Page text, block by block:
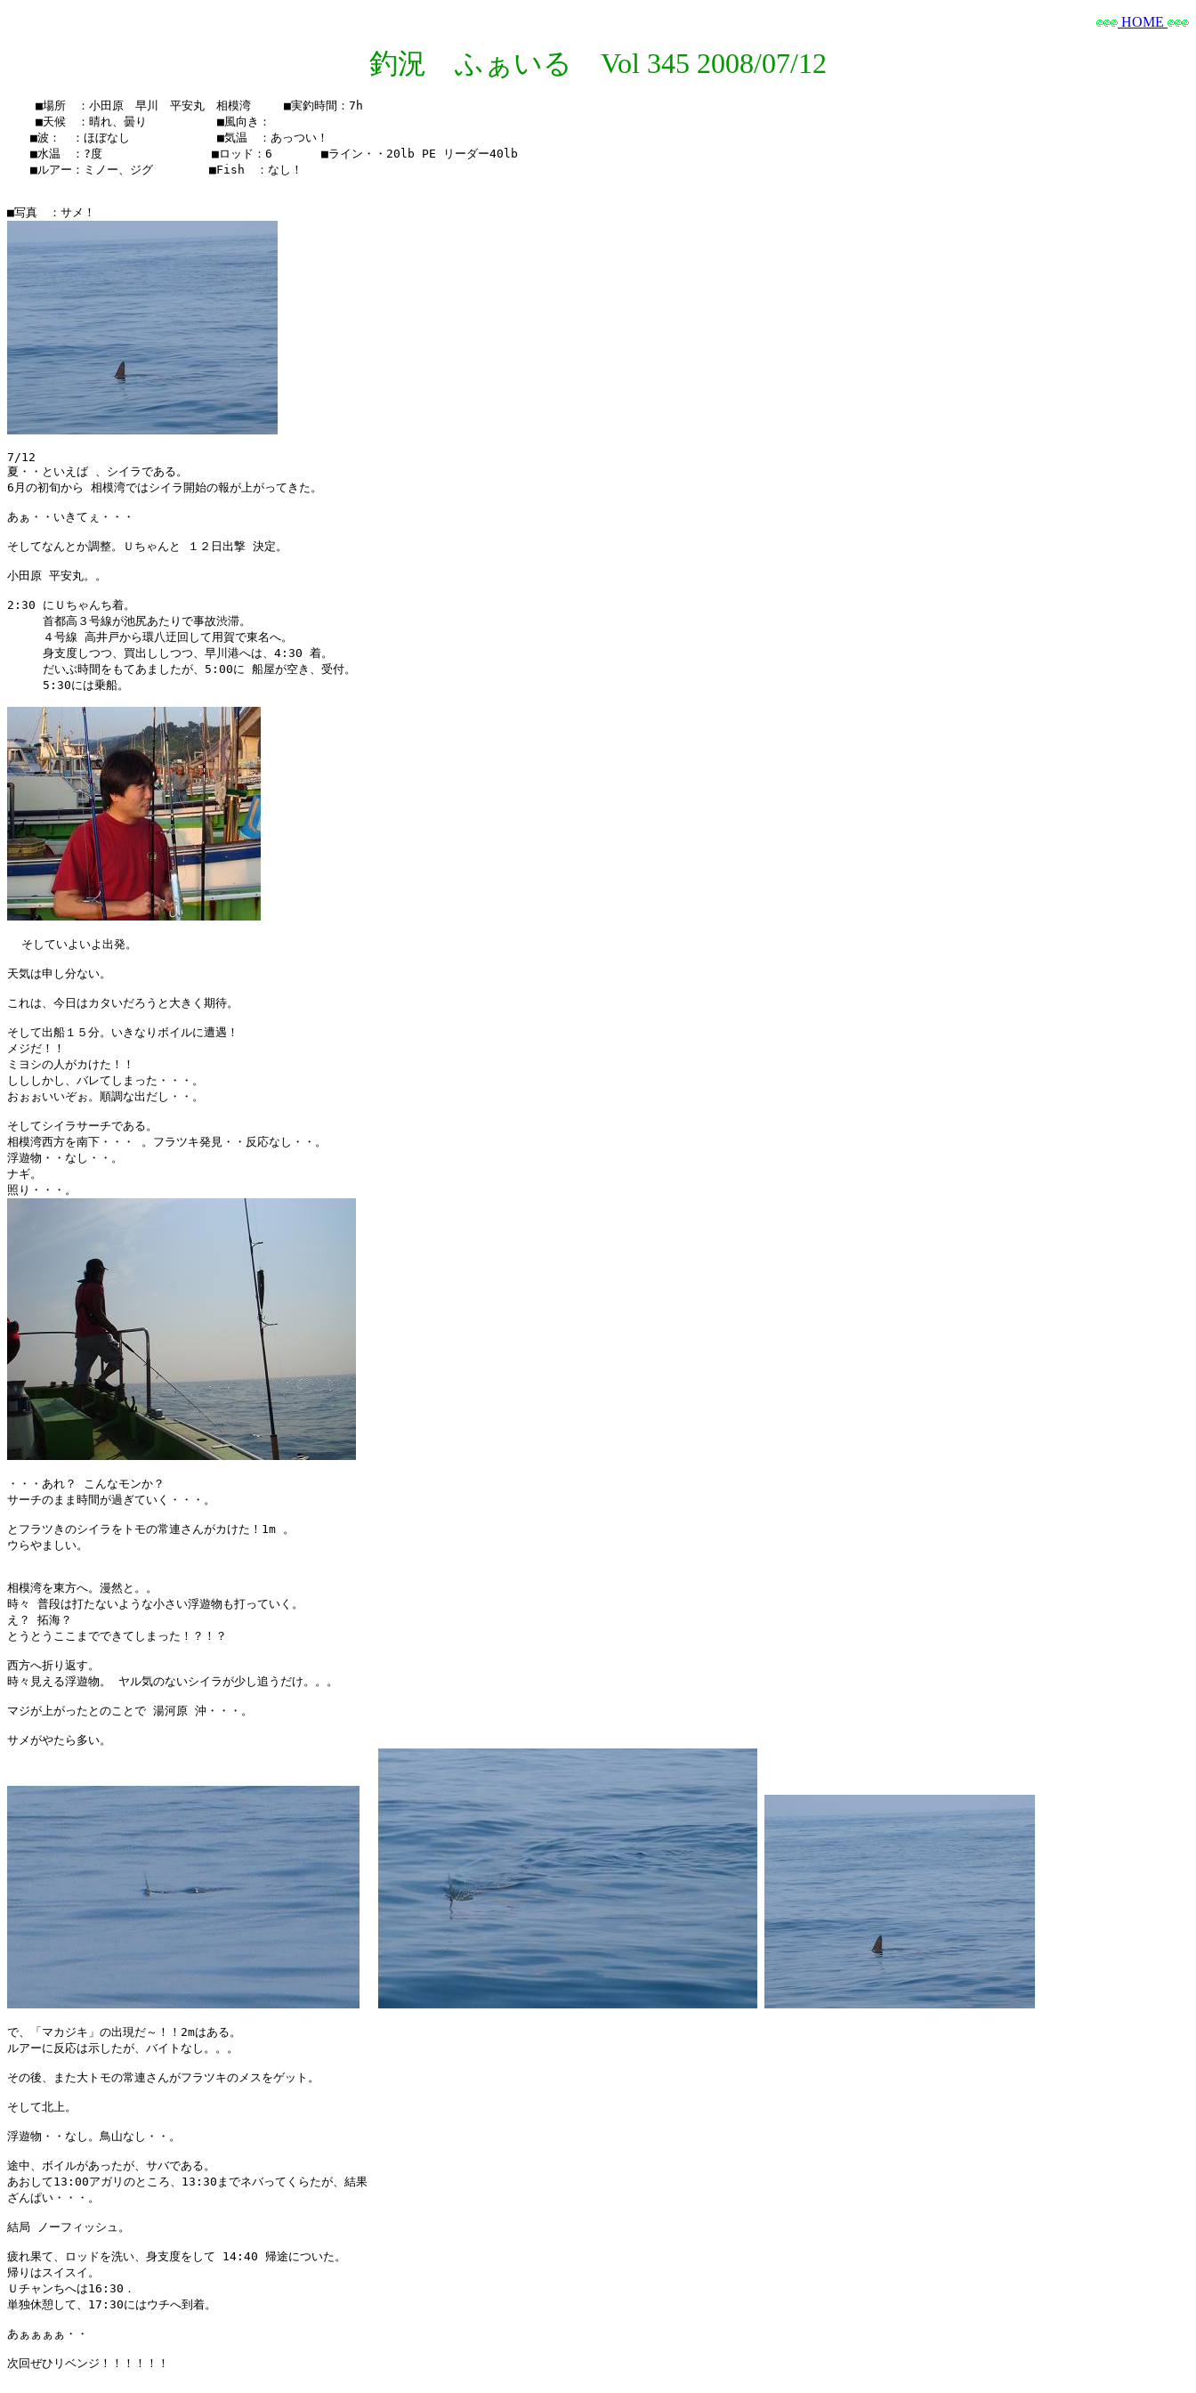
HOME
釣況 ふぁいる Vol 345 2008/07/12
    ■場所　：小田原　早川　平安丸　相模湾　   ■実釣時間：7h
    ■天候　：晴れ、曇り 　    　　■風向き：
■波：　：ほぼなし       　  　■気温　：あっつい！
■水温　：?度　　　　　  　  　■ロッド：6　　  　■ライン・・20lb PE リーダー40lb
■ルアー：ミノー、ジグ　　　   ■Fish　：なし！
7/12
夏・・といえば 、シイラである。
6月の初旬から 相模湾ではシイラ開始の報が上がってきた。
あぁ・・いきてぇ・・・
そしてなんとか調整。Ｕちゃんと １２日出撃 決定。
小田原 平安丸。。
2:30 にＵちゃんち着。
     首都高３号線が池尻あたりで事故渋滞。
     ４号線 高井戸から環八迂回して用賀で東名へ。
     身支度しつつ、買出ししつつ、早川港へは、4:30 着。
     だいぶ時間をもてあましたが、5:00に 船屋が空き、受付。
     5:30には乗船。
  そしていよいよ出発。
天気は申し分ない。
これは、今日はカタいだろうと大きく期待。
そして出船１５分。いきなりボイルに遭遇！
メジだ！！
ミヨシの人がカけた！！
しししかし、バレてしまった・・・。
おぉぉいいぞぉ。順調な出だし・・。
そしてシイラサーチである。
相模湾西方を南下・・・ 。フラツキ発見・・反応なし・・。
浮遊物・・なし・・。
ナギ。
・・・あれ？ こんなモンか？
サーチのまま時間が過ぎていく・・・。
とフラツきのシイラをトモの常連さんがカけた！1m 。
ウらやましい。
相模湾を東方へ。漫然と。。
時々 普段は打たないような小さい浮遊物も打っていく。
え？ 拓海？
とうとうここまでできてしまった！？！？
西方へ折り返す。
時々見える浮遊物。 ヤル気のないシイラが少し追うだけ。。。
マジが上がったとのことで 湯河原 沖・・・。
で、「マカジキ」の出現だ～！！2mはある。
ルアーに反応は示したが、バイトなし。。。
その後、また大トモの常連さんがフラツキのメスをゲット。
そして北上。
浮遊物・・なし。鳥山なし・・。
途中、ボイルがあったが、サバである。
あおして13:00アガリのところ、13:30までネバってくらたが、結果
ざんぱい・・・。
結局 ノーフィッシュ。
疲れ果て、ロッドを洗い、身支度をして 14:40 帰途についた。
帰りはスイスイ。
Ｕチャンちへは16:30．
単独休憩して、17:30にはウチへ到着。
あぁぁぁぁ・・
次回ぜひリベンジ！！！！！！